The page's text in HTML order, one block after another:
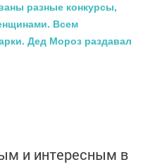
разные конкурсы,
Всем
Дед Мороз раздавал
и интересным в